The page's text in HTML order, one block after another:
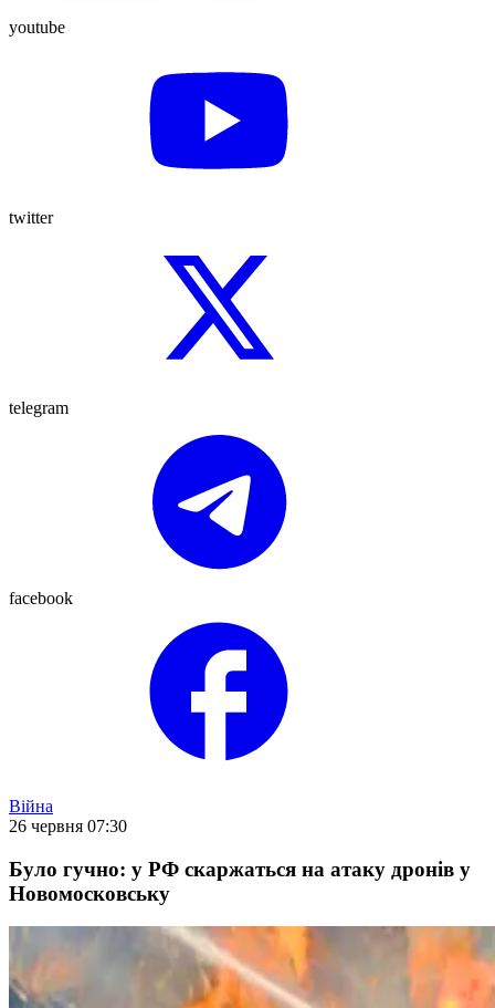
youtube
twitter
telegram
facebook
Війна
26 червня 07:30
Було гучно: у РФ скаржаться на атаку дронів у
Новомосковську